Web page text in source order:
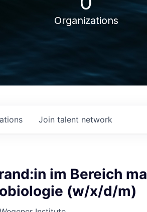
Organizations
Join talent network
im Bereich
(w/x/d/m)